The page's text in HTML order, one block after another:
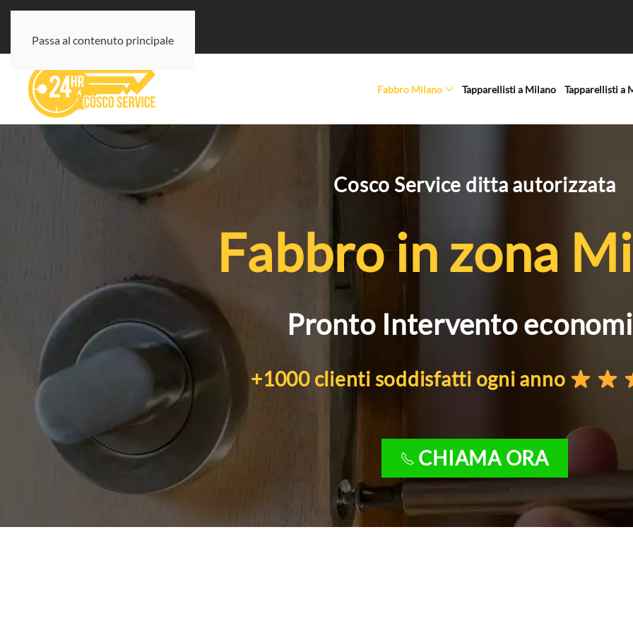
Passa al contenuto principale
Fabbro Milano Tapparellisti a Milano Tapparellisti a
Cosco Service ditta autorizzata
Fabbro in zona
Pronto Intervento
+1000 clienti soddisfatti ogni anno
CHIAMA ORA